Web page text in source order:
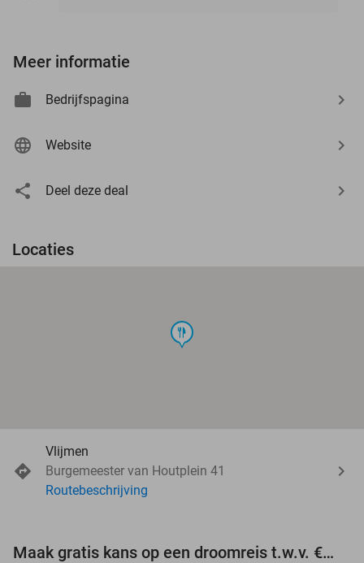
Meer informatie
Bedrijfspagina
Website
Deel deze deal
Locaties
food
Vlijmen
Burgemeester van Houtplein 41
Routebeschrijving
Maak gratis kans op een droomreis t.w.v. €3.000!